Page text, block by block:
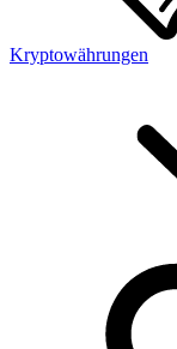
Kryptowährungen